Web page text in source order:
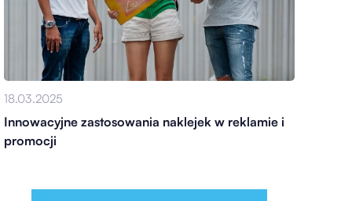
18.03.2025
Innowacyjne zastosowania naklejek w reklamie i
promocji